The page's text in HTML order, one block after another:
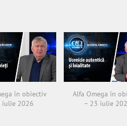
în obiectiv
iulie 2026
Alfa Omega în
– 23 iulie